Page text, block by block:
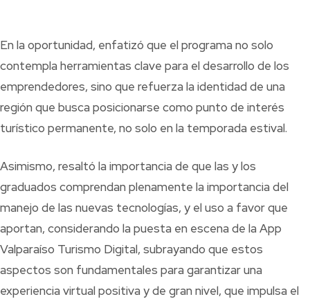
En la oportunidad, enfatizó que el programa no solo
contempla herramientas clave para el desarrollo de los
emprendedores, sino que refuerza la identidad de una
región que busca posicionarse como punto de interés
turístico permanente, no solo en la temporada estival.
Asimismo, resaltó la importancia de que las y los
graduados comprendan plenamente la importancia del
manejo de las nuevas tecnologías, y el uso a favor que
aportan, considerando la puesta en escena de la App
Valparaíso Turismo Digital, subrayando que estos
aspectos son fundamentales para garantizar una
experiencia virtual positiva y de gran nivel, que impulsa el